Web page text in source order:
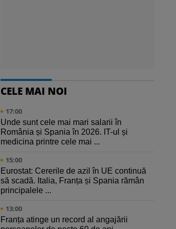
CELE MAI NOI
17:00
Unde sunt cele mai mari salarii în
România și Spania în 2026. IT-ul și
medicina printre cele mai ...
15:00
Eurostat: Cererile de azil în UE continuă
să scadă. Italia, Franța și Spania rămân
principalele ...
13:00
Franța atinge un record al angajării